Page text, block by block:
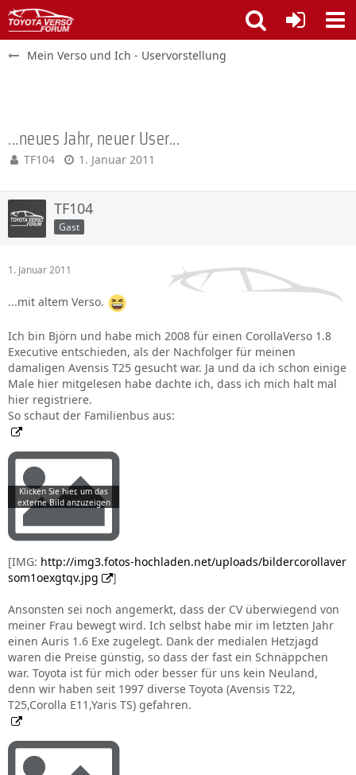
Mein Verso und Ich - Uservorstellung
...neues Jahr, neuer User...
TF104 1. Januar 2011
TF104
Gast
1. Januar 2011
...mit altem Verso.
Ich bin Björn und habe mich 2008 für einen CorollaVerso 1.8
Executive entschieden, als der Nachfolger für meinen
damaligen Avensis T25 gesucht war. Ja und da ich schon einige
Male hier mitgelesen habe dachte ich, dass ich mich halt mal
hier registriere.
So schaut der Familienbus aus:
[IMG: http://img3.fotos-hochladen.net/uploads/bildercorollaver
som1oexgtqv.jpg
]
Ansonsten sei noch angemerkt, dass der CV überwiegend von
meiner Frau bewegt wird. Ich selbst habe mir im letzten Jahr
einen Auris 1.6 Exe zugelegt. Dank der medialen Hetzjagd
waren die Preise günstig, so dass der fast ein Schnäppchen
war. Toyota ist für mich oder besser für uns kein Neuland,
denn wir haben seit 1997 diverse Toyota (Avensis T22,
T25,Corolla E11,Yaris TS) gefahren.